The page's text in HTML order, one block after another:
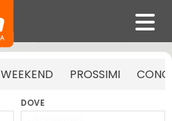
WEEKEND PROSSIMI
DOVE